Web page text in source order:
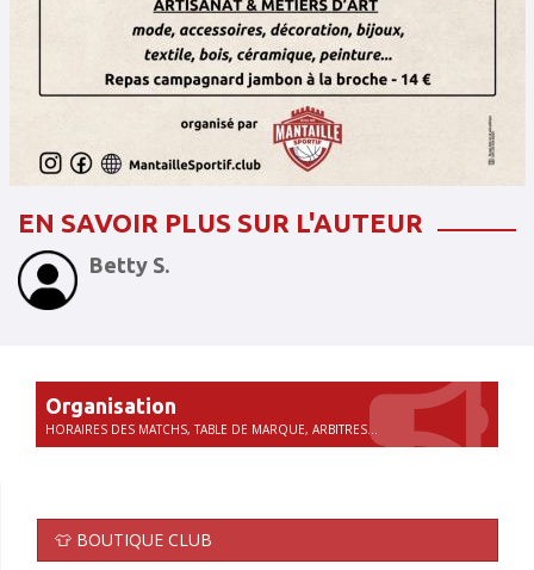
EN SAVOIR PLUS SUR L'AUTEUR
Betty S.
Organisation
HORAIRES DES MATCHS, TABLE DE MARQUE, ARBITRES...
👕 BOUTIQUE CLUB